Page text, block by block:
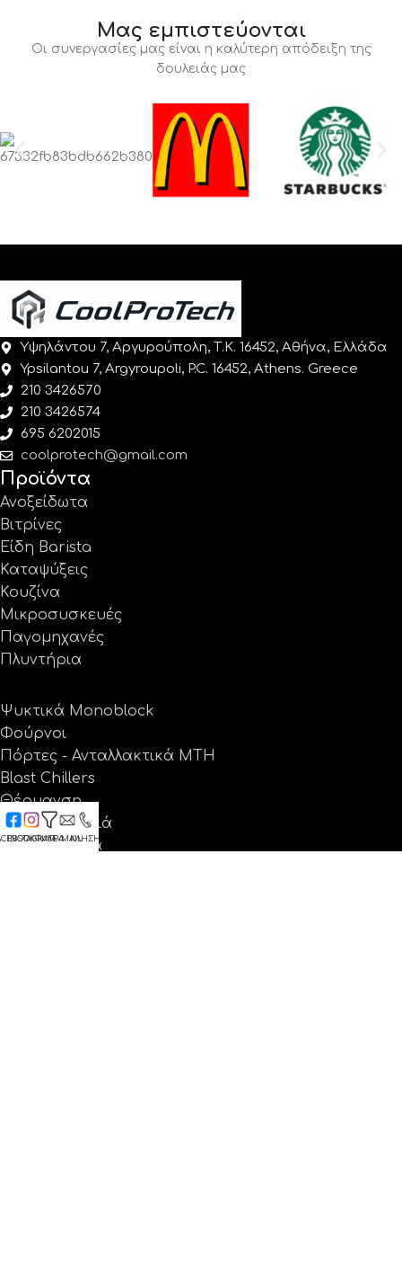
Μας εμπιστεύονται
Οι συνεργασίες μας είναι η καλύτερη απόδειξη της
δουλειάς μας
Υψηλάντου 7, Αργυρούπολη, Τ.Κ. 16452, Αθήνα, Ελλάδα
Ypsilantou 7, Argyroupoli, P.C. 16452, Athens. Greece
210 3426570
210 3426574
695 6202015
coolprotech@gmail.com
Προϊόντα
Ανοξείδωτα
Βιτρίνες
Είδη Barista
Καταψύξεις
Κουζίνα
Μικροσυσκευές
Παγομηχανές
Πλυντήρια
Ψυκτικά Monoblock
Φούρνοι
Πόρτες - Ανταλλακτικά MTH
Blast Chillers
Θέρμανση
Ψύξη - Δροσιά
Ανταλλακτικά
INSTAGRAM
ΦΙΛΤΡΑE-MAILΚΛΗΣΗ